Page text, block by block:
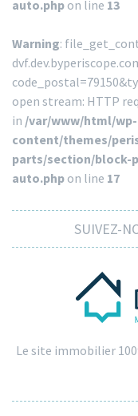
auto.php on line 13
Warning:
open stream: HTTP
in /var/www/html/wp-
content/themes/
parts/section/block-
auto.php on line 17
SUIVEZ-
Le site immobilier